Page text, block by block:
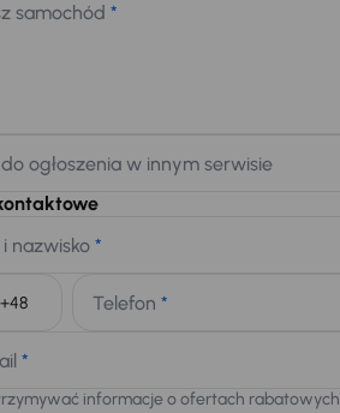
samochód *
ogłoszenia w innym serwisie
nazwisko *
Telefon *
*
informacje o ofertach rabatowych